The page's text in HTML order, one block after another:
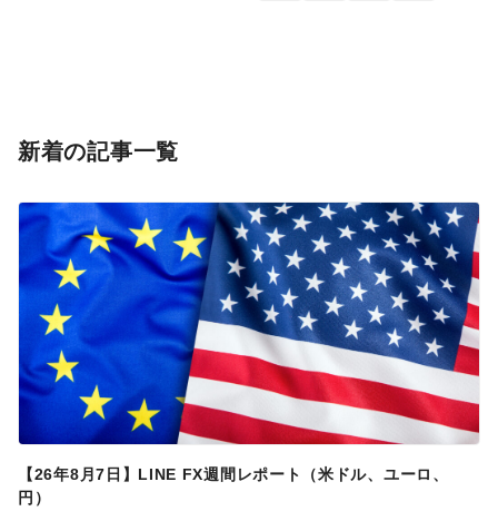
新着の記事一覧
【26年8月7日】LINE FX週間レポート（米ドル、ユーロ、
円）